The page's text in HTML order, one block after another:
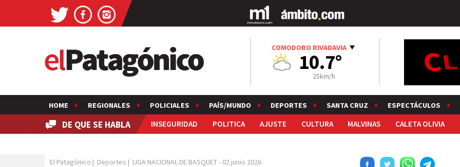
COMODORO RIVADAVIA
10.7°
25km/h
HOME REGIONALES POLICIALES PAÍS/MUNDO DEPORTES SANTA CRUZ ESPECTÁCULOS
DE QUE SE HABLA INSEGURIDAD POLITICA AJUSTE CULTURA MALVINAS CALETA OLIVIA
El Patagónico | Deportes | LIGA NACIONAL DE BASQUET- 02 junio 2026